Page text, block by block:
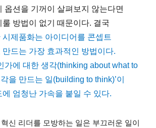
옵션을 기꺼이 살펴보지 않는다면
룰 방법이 없기 때문이다. 결국
제품화는 아이디어를 콘셉트
만드는 가장 효과적인 방법이다.
가에 대한 생각(thinking about what to
을 만드는 일(building to think)’이
에 엄청난 가속을 붙일 수 있다.
신 리더를 모방하는 일은 부끄러운 일이